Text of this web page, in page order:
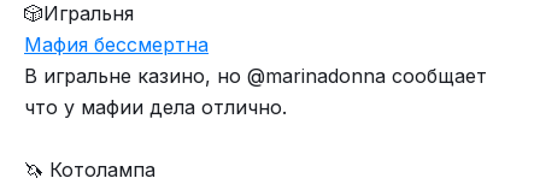
🎲Игральня
Мафия бессмертна
В игральне казино, но @marinadonna сообщает
что у мафии дела отлично.
🦄 Котолампа